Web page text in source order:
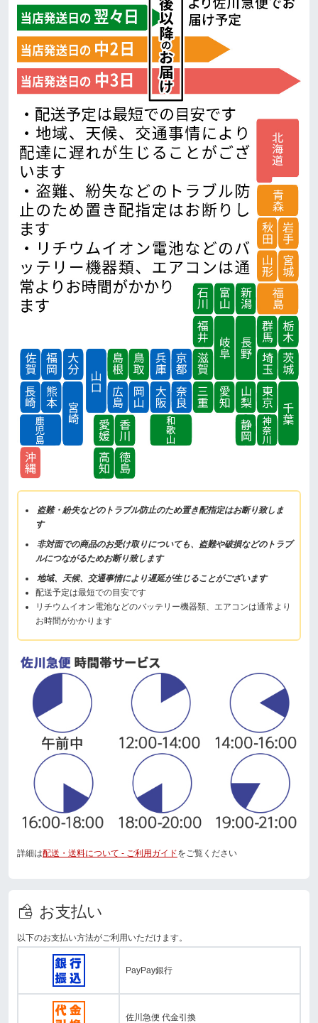
盗難・紛失などのトラブル防止のため置き配指定はお断り致しま
す
非対面での商品のお受け取りについても、盗難や破損などのトラブ
ルにつながるためお断り致します
地域、天候、交通事情により遅延が生じることがございます
配送予定は最短での目安です
リチウムイオン電池などのバッテリー機器類、エアコンは通常より
お時間がかかります
詳細は配送・送料について - ご利用ガイドをご覧ください
お支払い
以下のお支払い方法がご利用いただけます。
PayPay銀行
佐川急便 代金引換